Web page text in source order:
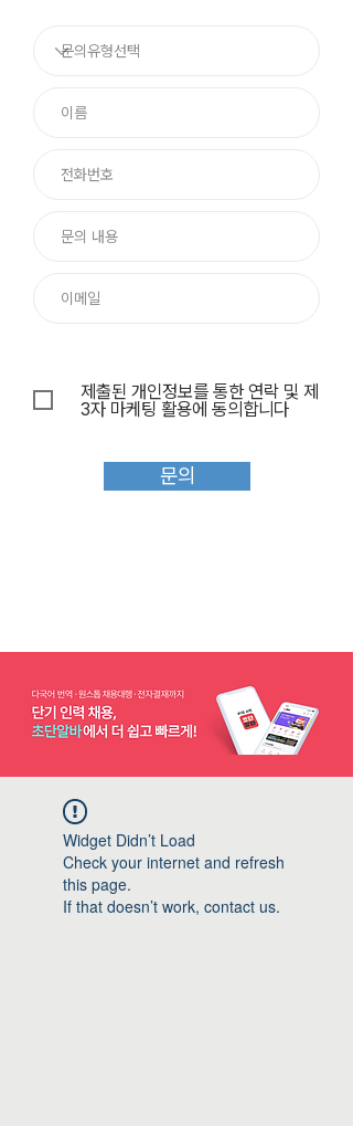
제출된 개인정보를 통한 연락 및 제
3자 마케팅 활용에 동의합니다
문의
Widget Didn’t Load
Check your internet and refresh
this page.
If that doesn’t work, contact us.